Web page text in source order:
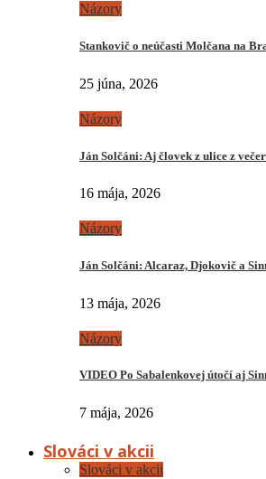
Názory
Stankovič o neúčasti Molčana na
25 júna, 2026
Názory
Ján Solčáni: Aj človek z ulice z
16 mája, 2026
Názory
Ján Solčáni: Alcaraz, Djokovič a
13 mája, 2026
Názory
VIDEO Po Sabalenkovej útočí aj
7 mája, 2026
Slováci v akcii
Slováci v akcii